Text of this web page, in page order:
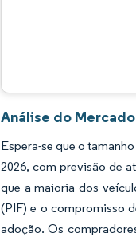
Análise do
Espera-se que o
2026, com previsão de
que a maioria dos
(PIF) e o compromisso
adoção. Os